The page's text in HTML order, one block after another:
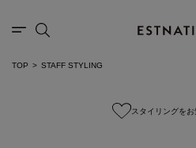
TOP STAFF STYLING
スタイリングを